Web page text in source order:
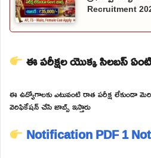
Recruitment
ఈ పరీక్షల యొక్క సిలబస్
ఈ ఉద్యోగాలకు ఎటువంటి రాత పరీక్ష లేకుండా
వెరిఫికేషన్ చేసి జాబ్స్ ఇస్తారు
Notification PDF 1